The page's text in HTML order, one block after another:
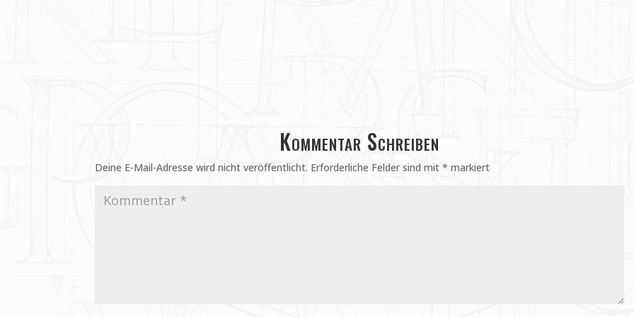
Kommentar Schreiben
Deine E-Mail-Adresse wird nicht veröffentlicht. Erforderliche Felder sind mit* markiert